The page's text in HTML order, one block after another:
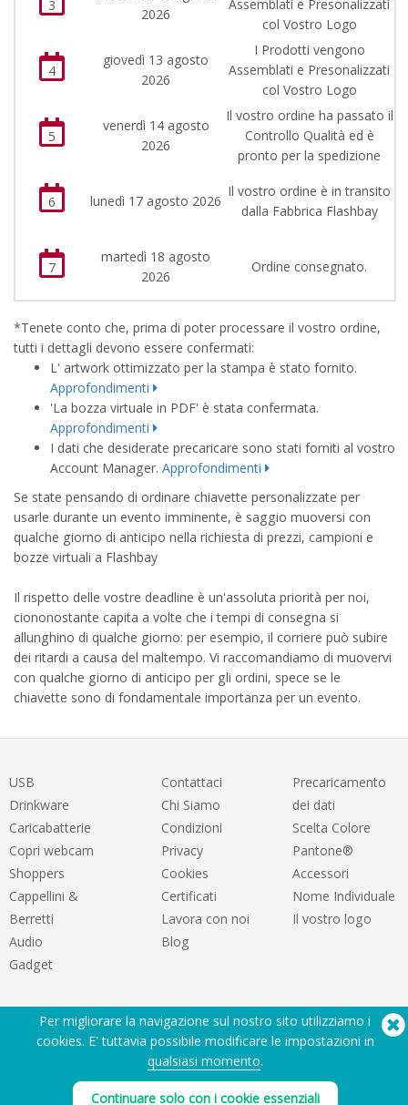
3
2026
Assemblati e Presonalizzati
col Vostro Logo
4
giovedì 13 agosto
2026
I Prodotti vengono
Assemblati e Presonalizzati
col Vostro Logo
5
venerdì 14 agosto
2026
Il vostro ordine ha passato il
Controllo Qualità ed è
pronto per la spedizione
6 lunedì 17 agosto 2026
Il vostro ordine è in transito
dalla Fabbrica Flashbay
7
martedì 18 agosto
2026
Ordine consegnato.
*Tenete conto che, prima di poter processare il vostro ordine,
tutti i dettagli devono essere confermati:
L' artwork ottimizzato per la stampa è stato fornito.
Approfondimenti
'La bozza virtuale in PDF' è stata confermata.
Approfondimenti
I dati che desiderate precaricare sono stati forniti al vostro
Account Manager. Approfondimenti
Se state pensando di ordinare chiavette personalizzate per
usarle durante un evento imminente, è saggio muoversi con
qualche giorno di anticipo nella richiesta di prezzi, campioni e
bozze virtuali a Flashbay
Il rispetto delle vostre deadline è un'assoluta priorità per noi,
ciononostante capita a volte che i tempi di consegna si
allunghino di qualche giorno: per esempio, il corriere può subire
dei ritardi a causa del maltempo. Vi raccomandiamo di muovervi
con qualche giorno di anticipo per gli ordini, spece se le
chiavette sono di fondamentale importanza per un evento.
USB
Drinkware
Caricabatterie
Copri webcam
Shoppers
Cappellini &
Berretti
Audio
Gadget
Contattaci
Chi Siamo
Condizioni
Privacy
Cookies
Certificati
Lavora con noi
Blog
Precaricamento
dei dati
Scelta Colore
Pantone®
Accessori
Nome Individuale
Il vostro logo
Hai bisogno di aiuto? Tel:(650) 938-3500 (US)
Per migliorare la navigazione sul nostro sito utilizziamo i
cookies. E' tuttavia possibile modificare le impostazioni in
qualsiasi momento.
Continuare solo con i cookie essenziali